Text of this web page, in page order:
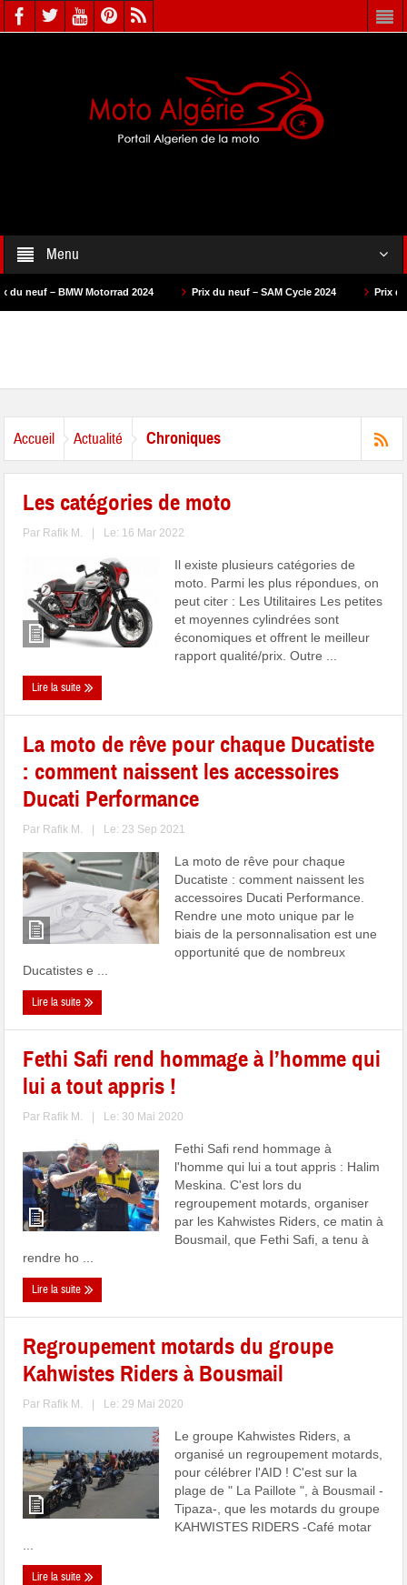
Menu
Motorrad 2024 Prix du neuf – SAM Cycle 2024 Prix du neuf – AS
Accueil Actualité Chroniques
Les catégories de moto
Par Rafik M. Le: 16 Mar 2022
Il existe plusieurs catégories de
moto. Parmi les plus répondues, on
peut citer : Les Utilitaires Les petites
et moyennes cylindrées sont
économiques et offrent le meilleur
rapport qualité/prix. Outre ...
Lire la suite
La moto de rêve pour chaque Ducatiste
: comment naissent les accessoires
Ducati Performance
Par Rafik M. Le: 23 Sep 2021
La moto de rêve pour chaque
Ducatiste : comment naissent les
accessoires Ducati Performance.
Rendre une moto unique par le
biais de la personnalisation est une
opportunité que de nombreux
Ducatistes e ...
Lire la suite
Fethi Safi rend hommage à l’homme qui
lui a tout appris !
Par Rafik M. Le: 30 Mai 2020
Fethi Safi rend hommage à
l'homme qui lui a tout appris : Halim
Meskina. C'est lors du
regroupement motards, organiser
par les Kahwistes Riders, ce matin à
Bousmail, que Fethi Safi, a tenu à
rendre ho ...
Lire la suite
Regroupement motards du groupe
Kahwistes Riders à Bousmail
Par Rafik M. Le: 29 Mai 2020
Le groupe Kahwistes Riders, a
organisé un regroupement motards,
pour célébrer l'AID ! C'est sur la
plage de " La Paillote ", à Bousmail -
Tipaza-, que les motards du groupe
KAHWISTES RIDERS -Café motar
Lire la suite